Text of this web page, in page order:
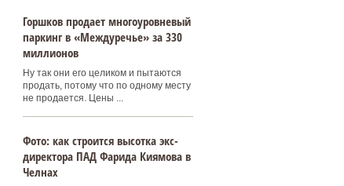
Горшков продает многоуровневый
паркинг в «Междуречье» за 330
миллионов
Ну так они его целиком и пытаются
продать, потому что по одному месту
не продается. Цены ...
Фото: как строится высотка экс-
директора ПАД Фарида Киямова в
Челнах